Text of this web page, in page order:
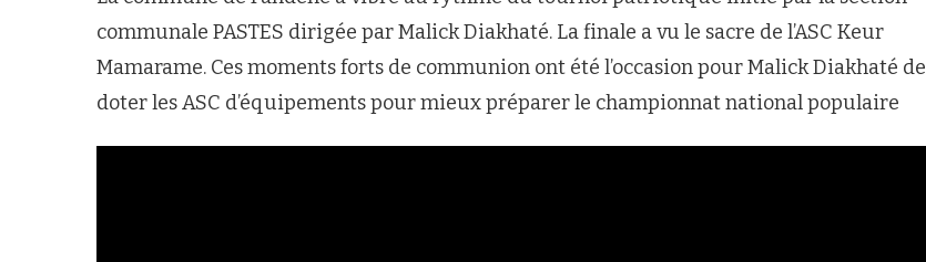
communale PASTES dirigée par Malick Diakhaté. La finale a vu le sacre de l’ASC Keur
Mamarame. Ces moments forts de communion ont été l’occasion pour Malick Diakhaté de
doter les ASC d’équipements pour mieux préparer le championnat national populaire